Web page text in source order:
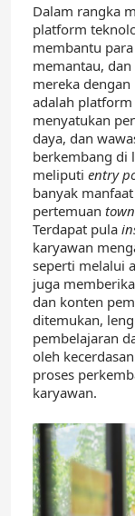
Dalam rangka
platform
membantu
memantau,
mereka
adalah platform
menyatukan
daya, dan
berkembang di
meliputi entry
banyak
pertemuan
Terdapat pula
karyawan
seperti melalui
juga
dan konten
ditemukan,
pembelajaran
oleh
proses
karyawan.